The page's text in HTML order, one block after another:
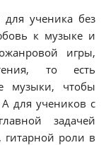
ученика без
к музыке и
игры,
то есть
музыки, чтобы
для учеников с
задачей
гитарной роли в